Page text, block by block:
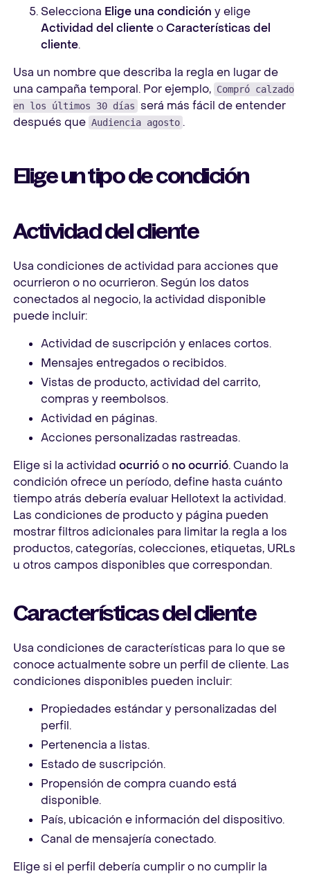
Selecciona Elige una condición y elige
Actividad del clienteoCaracterísticas del
cliente.
Usa un nombre que describa la regla en lugar de
una campaña temporal. Por ejemplo, Compró calzado
en los últimos 30 días
será más fácil de entender
después que Audiencia agosto .
Elige un tipo de condición
Actividad del cliente
Usa condiciones de actividad para acciones que
ocurrieron o no ocurrieron. Según los datos
conectados al negocio, la actividad disponible
puede incluir:
Actividad de suscripción y enlaces cortos.
Mensajes entregados o recibidos.
Vistas de producto, actividad del carrito,
compras y reembolsos.
Actividad en páginas.
Acciones personalizadas rastreadas.
Elige si la actividad ocurrióo no ocurrió. Cuando la
condición ofrece un período, define hasta cuánto
tiempo atrás debería evaluar Hellotext la actividad.
Las condiciones de producto y página pueden
mostrar filtros adicionales para limitar la regla a los
productos, categorías, colecciones, etiquetas, URLs
u otros campos disponibles que correspondan.
Características del cliente
Usa condiciones de características para lo que se
conoce actualmente sobre un perfil de cliente. Las
condiciones disponibles pueden incluir:
Propiedades estándar y personalizadas del
perfil.
Pertenencia a listas.
Estado de suscripción.
Propensión de compra cuando está
disponible.
País, ubicación e información del dispositivo.
Canal de mensajería conectado.
Elige si el perfil debería cumplir o no cumplir la